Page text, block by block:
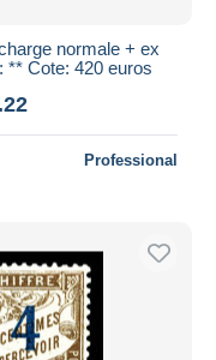
normale + ex
** Cote: 420 euros
Professional